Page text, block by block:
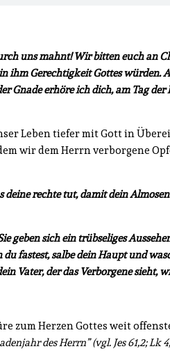
uns mahnt! Wir bitten euch an
ihm Gerechtigkeit Gottes würden.
Gnade erhöre ich dich, am Tag der
Leben tiefer mit Gott in
wir dem Herrn verborgene
rechte tut, damit dein
geben sich ein trübseliges
fastest, salbe dein Haupt und
Vater, der das Verborgene sieht,
zum Herzen Gottes weit
des Herrn”(vgl. Jes 61,2; Lk